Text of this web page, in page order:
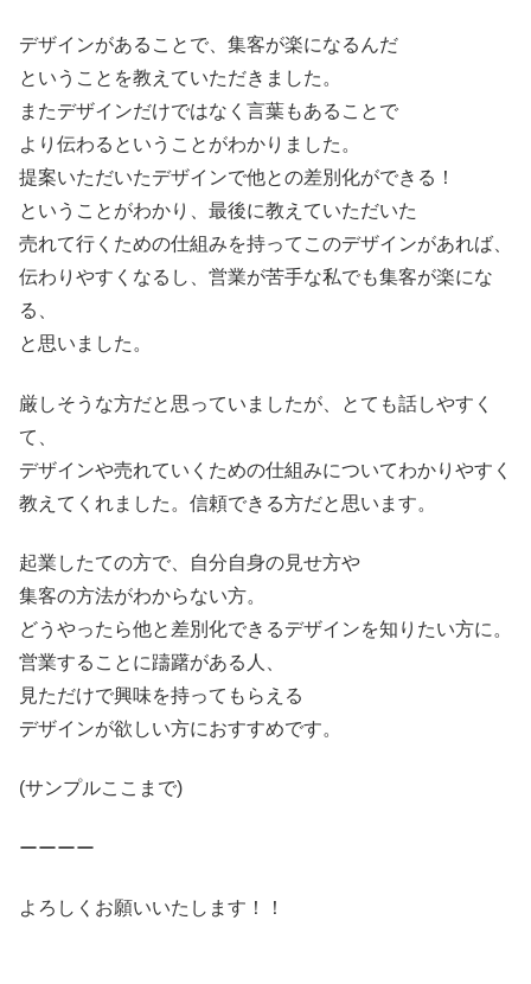
デザインがあることで、集客が楽になるんだ
ということを教えていただきました。
またデザインだけではなく言葉もあることで
より伝わるということがわかりました。
提案いただいたデザインで他との差別化ができる！
ということがわかり、最後に教えていただいた
売れて行くための仕組みを持ってこのデザインがあれば、
伝わりやすくなるし、営業が苦手な私でも集客が楽にな
る、
と思いました。
厳しそうな方だと思っていましたが、とても話しやすく
て、
デザインや売れていくための仕組みについてわかりやすく
教えてくれました。信頼できる方だと思います。
起業したての方で、自分自身の見せ方や
集客の方法がわからない方。
どうやったら他と差別化できるデザインを知りたい方に。
営業することに躊躇がある人、
見ただけで興味を持ってもらえる
デザインが欲しい方におすすめです。
(サンプルここまで)
ーーーー
よろしくお願いいたします！！